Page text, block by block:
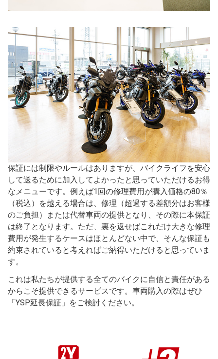
保証には制限やルールはありますが、バイクライフを安心
して送るために加入してよかったと思っていただけるお得
なメニューです。例えば1回の修理費用が購入価格の80％
（税込）を越える場合は、修理（超過する差額分はお客様
のご負担）または代替車両の提供となり、その際に本保証
は終了となります。ただ、裏を返せばこれだけ大きな修理
費用が発生するケースはほとんどない中で、そんな保証も
約束されていると考えればご納得いただけると思っていま
す。
これは私たちが提供する全てのバイクに自信と責任がある
からこそ提供できるサービスです。車両購入の際はぜひ
「YSP延長保証」をご検討ください。